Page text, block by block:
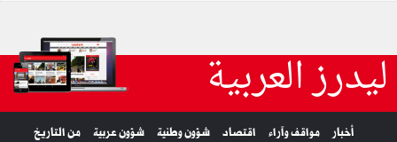
ليدرز العربية
أخبار مواقف وآراء اقتصاد شؤون وطنية شؤون عربية من التاريخ